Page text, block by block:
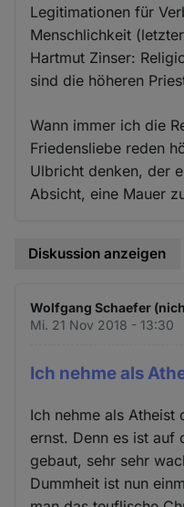
Legitimationen für
Menschlichkeit
Hartmut Zinser:
sind die höheren
Wann immer ich die
Friedensliebe reden
Ulbricht denken, der
Absicht, eine Mauer
Diskussion anzeigen
Wolfgang Schaefer
Mi. 21 Nov 2018 - 13:30
Ich nehme als
Ich nehme als Atheist
ernst. Denn es ist auf
gebaut, sehr sehr
Dummheit ist nun